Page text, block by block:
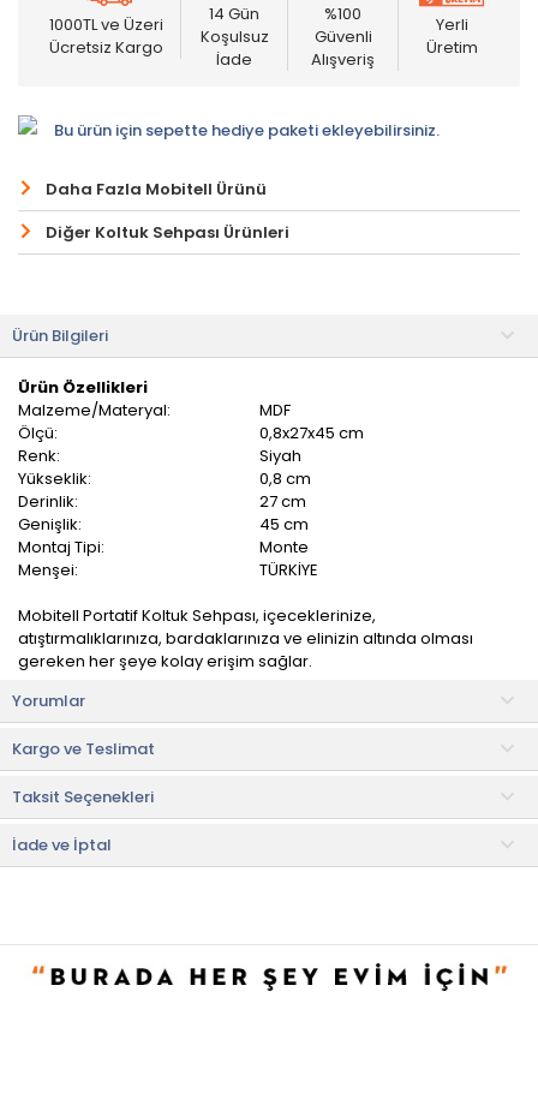
1000TL ve Üzeri
Ücretsiz Kargo
14 Gün
Koşulsuz
İade
%100
Güvenli
Alışveriş
Yerli
Üretim
Bu ürün için sepette hediye paketi ekleyebilirsiniz.
Daha Fazla Mobitell Ürünü
Diğer Koltuk Sehpası Ürünleri
Ürün Bilgileri
Ürün Özellikleri
Malzeme/Materyal:
MDF
Ölçü:
0,8x27x45 cm
Renk:
Siyah
Yükseklik:
0,8 cm
Derinlik:
27 cm
Genişlik:
45 cm
Montaj Tipi:
Monte
Menşei:
TÜRKİYE
Mobitell Portatif Koltuk Sehpası, içeceklerinize,
atıştırmalıklarınıza, bardaklarınıza ve elinizin altında olması
gereken her şeye kolay erişim sağlar.
Ergonomik yapısı ve koltuk üzerine serildiğinde koltuğun şeklini
alarak tam uyum sağlar.
Ürün MDF'den yapılmış olup sağlığa zararlı materyaller içermez.
Koltuklarınızda leke oluşmasına engel olarak kolayca silinme
imkanı sunar.
14 adet 8 mm MDF parçanın birleştirilmesi ile üretilmektedir. Alt
• Ürün resimlerindeki aksesuarlar teşhir amaçlı olup, fiyata dahil
değildir.
Yorumlar
Kargo ve Teslimat
Taksit Seçenekleri
İade ve İptal